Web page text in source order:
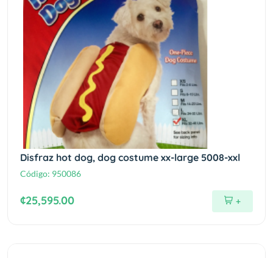
Disfraz hot dog, dog costume xx-large 5008-xxl
Código: 950086
¢25,595.00 +